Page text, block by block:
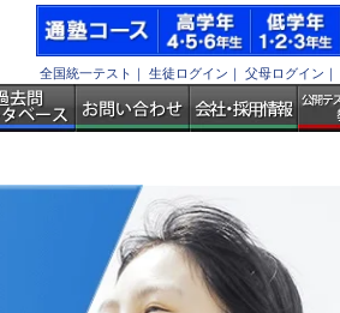
全国統一テスト ｜ 生徒ログイン ｜ 父母ログイン ｜